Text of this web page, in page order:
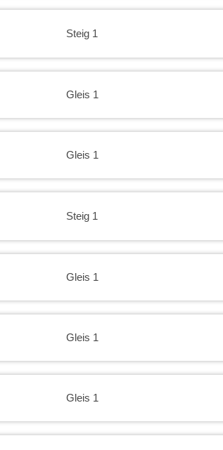
Steig 1
Gleis 1
Gleis 1
Steig 1
Gleis 1
Gleis 1
Gleis 1